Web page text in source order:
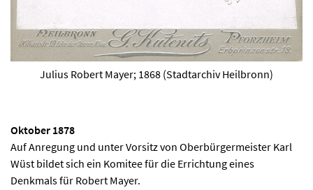
Julius Robert Mayer; 1868 (Stadtarchiv Heilbronn)
Oktober 1878
Auf Anregung und unter Vorsitz von Oberbürgermeister Karl
Wüst bildet sich ein Komitee für die Errichtung eines
Denkmals für Robert Mayer.